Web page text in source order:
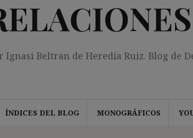
Ignasi Beltran de Heredia Ruiz. Blog de
ÍNDICES DEL BLOG MONOGRÁFICOS